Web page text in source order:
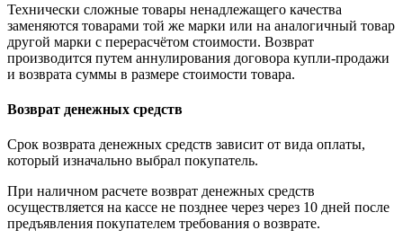
Технически сложные товары ненадлежащего качества
заменяются товарами той же марки или на аналогичный товар
другой марки с перерасчётом стоимости. Возврат
производится путем аннулирования договора купли-продажи
и возврата суммы в размере стоимости товара.
Возврат денежных средств
Срок возврата денежных средств зависит от вида оплаты,
который изначально выбрал покупатель.
При наличном расчете возврат денежных средств
осуществляется на кассе не позднее через через 10 дней после
предъявления покупателем требования о возврате.